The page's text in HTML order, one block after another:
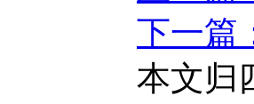
下一篇
本文归